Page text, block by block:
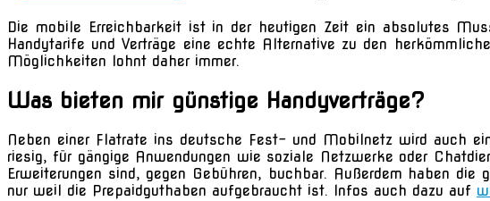
Die mobile Erreichbarkeit ist in der heutigen Zeit ein absolutes
Handytarife und Verträge eine echte Alternative zu den
Möglichkeiten lohnt daher immer.
Was bieten mir günstige Handyverträge?
Neben einer Flatrate ins deutsche Fest- und Mobilnetz wird auch
riesig, für gängige Anwendungen wie soziale Netzwerke oder
Erweiterungen sind, gegen Gebühren, buchbar. Außerdem haben
nur weil die Prepaidguthaben aufgebraucht ist. Infos auch dazu auf